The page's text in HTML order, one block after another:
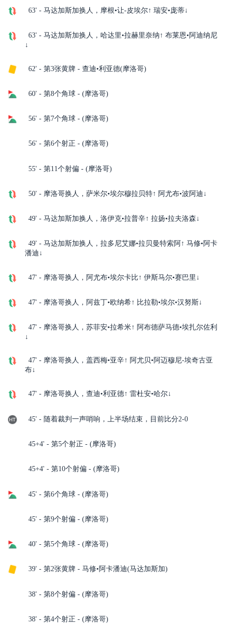
63' - 马达加斯加换人，摩根•让-皮埃尔↑ 瑞安•庞蒂↓
63' - 马达加斯加换人，哈达里•拉赫里奈纳↑ 布莱恩•阿迪纳尼
↓
62' - 第3张黄牌 - 查迪•利亚德(摩洛哥)
60' - 第8个角球 - (摩洛哥)
56' - 第7个角球 - (摩洛哥)
56' - 第6个射正 - (摩洛哥)
55' - 第11个射偏 - (摩洛哥)
50' - 摩洛哥换人，萨米尔•埃尔穆拉贝特↑ 阿尤布•波阿迪↓
49' - 马达加斯加换人，洛伊克•拉普辛↑ 拉扬•拉夫洛森↓
49' - 马达加斯加换人，拉多尼艾娜•拉贝曼特索阿↑ 马修•阿卡
潘迪↓
47' - 摩洛哥换人，阿尤布•埃尔卡比↑ 伊斯马尔•赛巴里↓
47' - 摩洛哥换人，阿兹丁•欧纳希↑ 比拉勒•埃尔•汉努斯↓
47' - 摩洛哥换人，苏菲安•拉希米↑ 阿布德萨马德•埃扎尔佐利
↓
47' - 摩洛哥换人，盖西梅•亚辛↑ 阿尤贝•阿迈穆尼-埃奇古亚
布↓
47' - 摩洛哥换人，查迪•利亚德↑ 雷杜安•哈尔↓
45' - 随着裁判一声哨响，上半场结束，目前比分2-0
45+4' - 第5个射正 - (摩洛哥)
45+4' - 第10个射偏 - (摩洛哥)
45' - 第6个角球 - (摩洛哥)
45' - 第9个射偏 - (摩洛哥)
40' - 第5个角球 - (摩洛哥)
39' - 第2张黄牌 - 马修•阿卡潘迪(马达加斯加)
38' - 第8个射偏 - (摩洛哥)
38' - 第4个射正 - (摩洛哥)